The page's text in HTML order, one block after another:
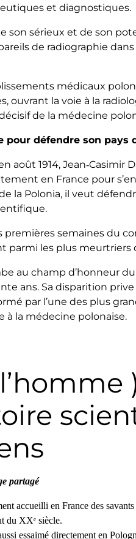
et diagnostiques.
son sérieux et de son
de radiographie
médicaux
ouvrant la voie à la
de la médecine
pour défendre son pays
août 1914, Jean‑Casimir
en France pour
la Polonia, il veut
semaines du
parmi les plus
au champ d’honneur
ans. Sa disparition prive
par l’une des plus
la médecine polonaise.
partagé
accueilli en France des
du XXᵉ siècle.
essaimé directement en